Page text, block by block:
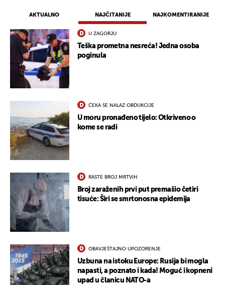
AKTUALNO NAJČITANIJE NAJKOMENTIRANIJE
U ZAGORJU
Teška prometna nesreća! Jedna osoba
poginula
ČEKA SE NALAZ OBDUKCIJE
U moru pronađeno tijelo: Otkriveno o
kome se radi
RASTE BROJ MRTVIH
Broj zaraženih prvi put premašio četiri
tisuće: Širi se smrtonosna epidemija
OBAVJEŠTAJNO UPOZORENJE
Uzbuna na istoku Europe: Rusija bi mogla
napasti, a poznato i kada! Moguć i kopneni
upad u članicu NATO-a